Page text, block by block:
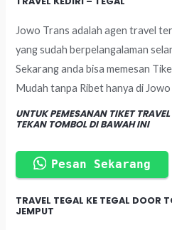
Jowo Trans adalah agen travel
yang sudah berpelangalaman
Sekarang anda bisa memesan
Mudah tanpa Ribet hanya di
UNTUK PEMESANAN TIKET
TEKAN TOMBOL DI BAWAH INI
Pesan Sekarang
TRAVEL TEGAL KE TEGAL DOOR
JEMPUT